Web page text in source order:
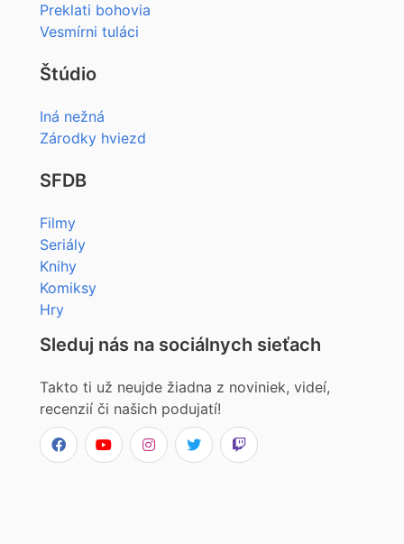
Preklati bohovia
Vesmírni tuláci
Štúdio
Iná nežná
Zárodky hviezd
SFDB
Filmy
Seriály
Knihy
Komiksy
Hry
Sleduj nás na sociálnych sieťach
Takto ti už neujde žiadna z noviniek, videí,
recenzií či našich podujatí!